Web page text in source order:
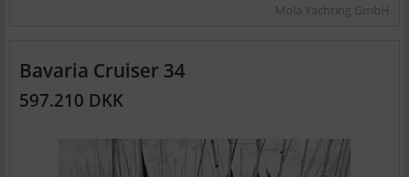
Mola Yachting GmbH
Bavaria Cruiser 34
597.210 DKK